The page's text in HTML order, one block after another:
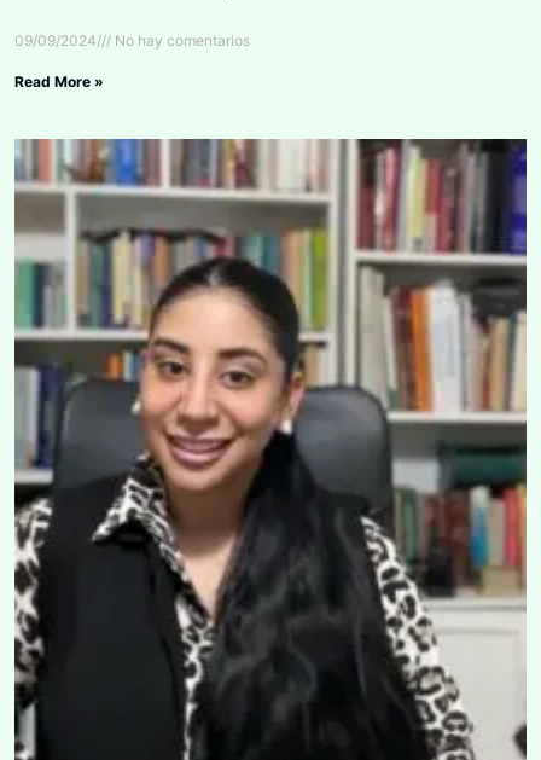
09/09/2024 No hay comentarios
Read More »